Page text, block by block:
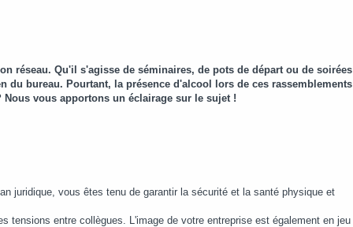
réseau. Qu'il s'agisse de séminaires, de pots de départ ou de soirées
du bureau. Pourtant, la présence d'alcool lors de ces rassemblements
vous apportons un éclairage sur le sujet !
juridique, vous êtes tenu de garantir la sécurité et la santé physique et
tensions entre collègues. L'image de votre entreprise est également en jeu